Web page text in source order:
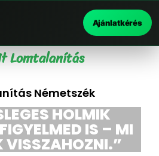
Ajánlatkérés
Lomtalanítás
Németszék
HOLMIK
IS – MI
VISSZAHOZNI.”